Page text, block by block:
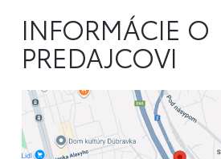
INFORMÁCIE O
PREDAJCOVI